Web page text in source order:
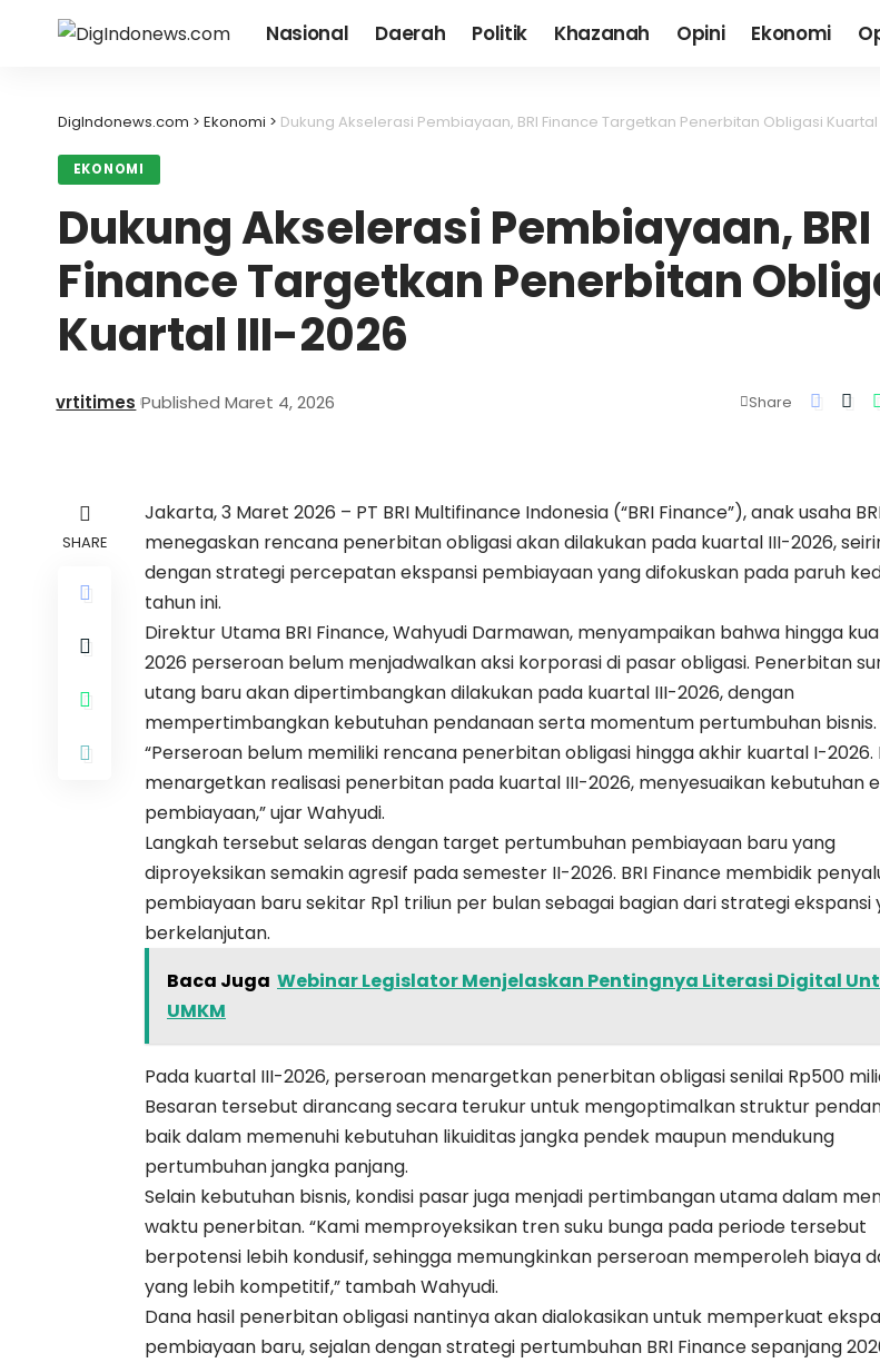
Nasional Daerah Politik Khazanah Opini Ekonomi
DigIndonews.com > Ekonomi > Dukung Akselerasi Pembiayaan, BRI Finance Targetkan Penerbitan Obligasi Kuartal
EKONOMI
Dukung Akselerasi Pembiayaan, BRI
Finance Targetkan Penerbitan
Kuartal III-2026
vrtitimes Published Maret 4, 2026 Share
SHARE
Jakarta, 3 Maret 2026 – PT BRI Multifinance Indonesia (“BRI Finance”), anak usaha
menegaskan rencana penerbitan obligasi akan dilakukan pada kuartal III-2026,
dengan strategi percepatan ekspansi pembiayaan yang difokuskan pada paruh
tahun ini.
Direktur Utama BRI Finance, Wahyudi Darmawan, menyampaikan bahwa hingga
2026 perseroan belum menjadwalkan aksi korporasi di pasar obligasi. Penerbitan
utang baru akan dipertimbangkan dilakukan pada kuartal III-2026, dengan
mempertimbangkan kebutuhan pendanaan serta momentum pertumbuhan bisnis.
“Perseroan belum memiliki rencana penerbitan obligasi hingga akhir kuartal I-2026.
menargetkan realisasi penerbitan pada kuartal III-2026, menyesuaikan kebutuhan
pembiayaan,” ujar Wahyudi.
Langkah tersebut selaras dengan target pertumbuhan pembiayaan baru yang
diproyeksikan semakin agresif pada semester II-2026. BRI Finance membidik
pembiayaan baru sekitar Rp1 triliun per bulan sebagai bagian dari strategi ekspansi
berkelanjutan.
Baca Juga Webinar Legislator Menjelaskan Pentingnya Literasi Digital
UMKM
Pada kuartal III-2026, perseroan menargetkan penerbitan obligasi senilai Rp500
Besaran tersebut dirancang secara terukur untuk mengoptimalkan struktur
baik dalam memenuhi kebutuhan likuiditas jangka pendek maupun mendukung
pertumbuhan jangka panjang.
Selain kebutuhan bisnis, kondisi pasar juga menjadi pertimbangan utama dalam
waktu penerbitan. “Kami memproyeksikan tren suku bunga pada periode tersebut
berpotensi lebih kondusif, sehingga memungkinkan perseroan memperoleh biaya
yang lebih kompetitif,” tambah Wahyudi.
Dana hasil penerbitan obligasi nantinya akan dialokasikan untuk memperkuat
pembiayaan baru, sejalan dengan strategi pertumbuhan BRI Finance sepanjang